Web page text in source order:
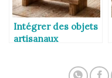
Intégrer des objets
artisanaux